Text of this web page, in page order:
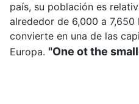
país, su población es
alrededor de 6,000 a 7,650
convierte en una de las
Europa. "One ot the